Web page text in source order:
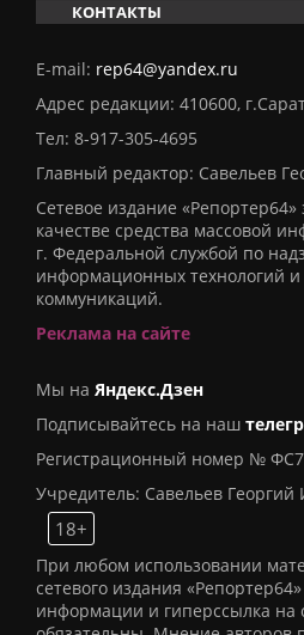
КОНТАКТЫ
E-mail: rep64@yandex.ru
Адрес редакции: 410600,
Тел: 8-917-305-4695
Главный редактор: Савельев
Сетевое издание
качестве средства массовой
г. Федеральной службой по
информационных технологий
коммуникаций.
Реклама на сайте
Мы на Яндекс.Дзен
Подписывайтесь на наш
Регистрационный номер №
Учредитель: Савельев Георгий
18+
При любом использовании
сетевого издания
информации и гиперссылка на